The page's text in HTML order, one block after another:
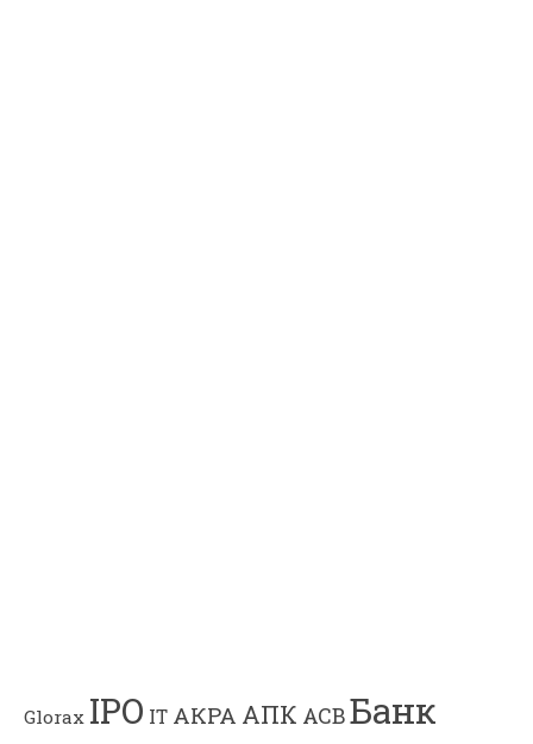
Glorax IPO IT АКРА АПК АСВБанк